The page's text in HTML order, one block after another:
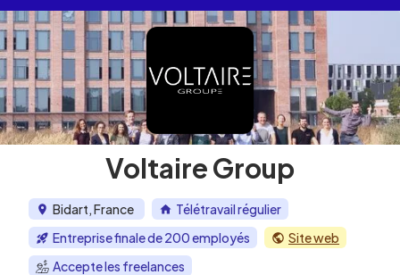
Voltaire Group
Bidart, France
Télétravail régulier
Entreprise finale de 200 employés
Site web
Accepte les freelances